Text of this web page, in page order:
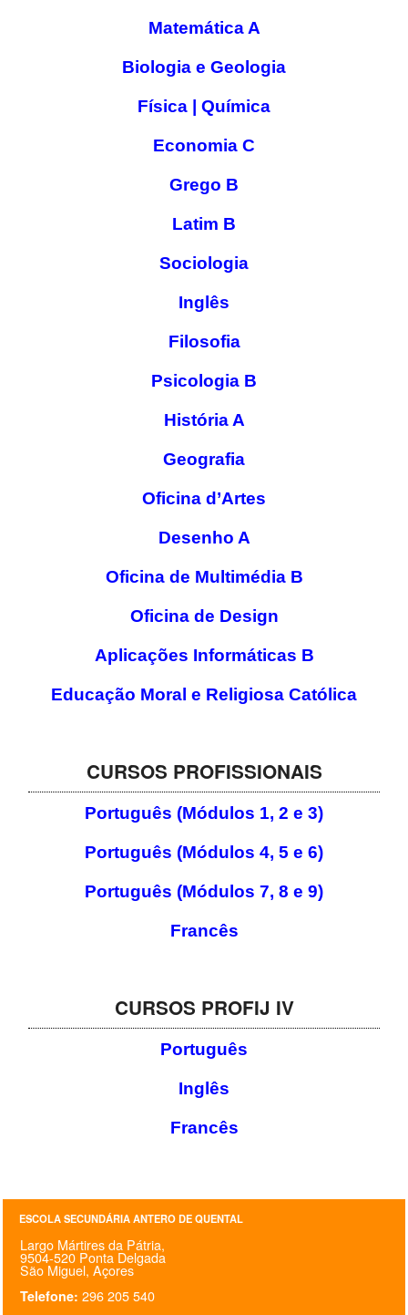
Matemática A
Biologia e Geologia
Física | Química
Economia C
Grego B
Latim B
Sociologia
Inglês
Filosofia
Psicologia B
História A
Geografia
Oficina d’Artes
Desenho A
Oficina de Multimédia B
Oficina de Design
Aplicações Informáticas B
Educação Moral e Religiosa Católica
CURSOS PROFISSIONAIS
Português (Módulos 1, 2 e 3)
Português (Módulos 4, 5 e 6)
Português (Módulos 7, 8 e 9)
Francês
CURSOS PROFIJ IV
Português
Inglês
Francês
ESCOLA SECUNDÁRIA ANTERO DE QUENTAL
Largo Mártires da Pátria,
9504-520 Ponta Delgada
São Miguel, Açores
Telefone: 296 205 540